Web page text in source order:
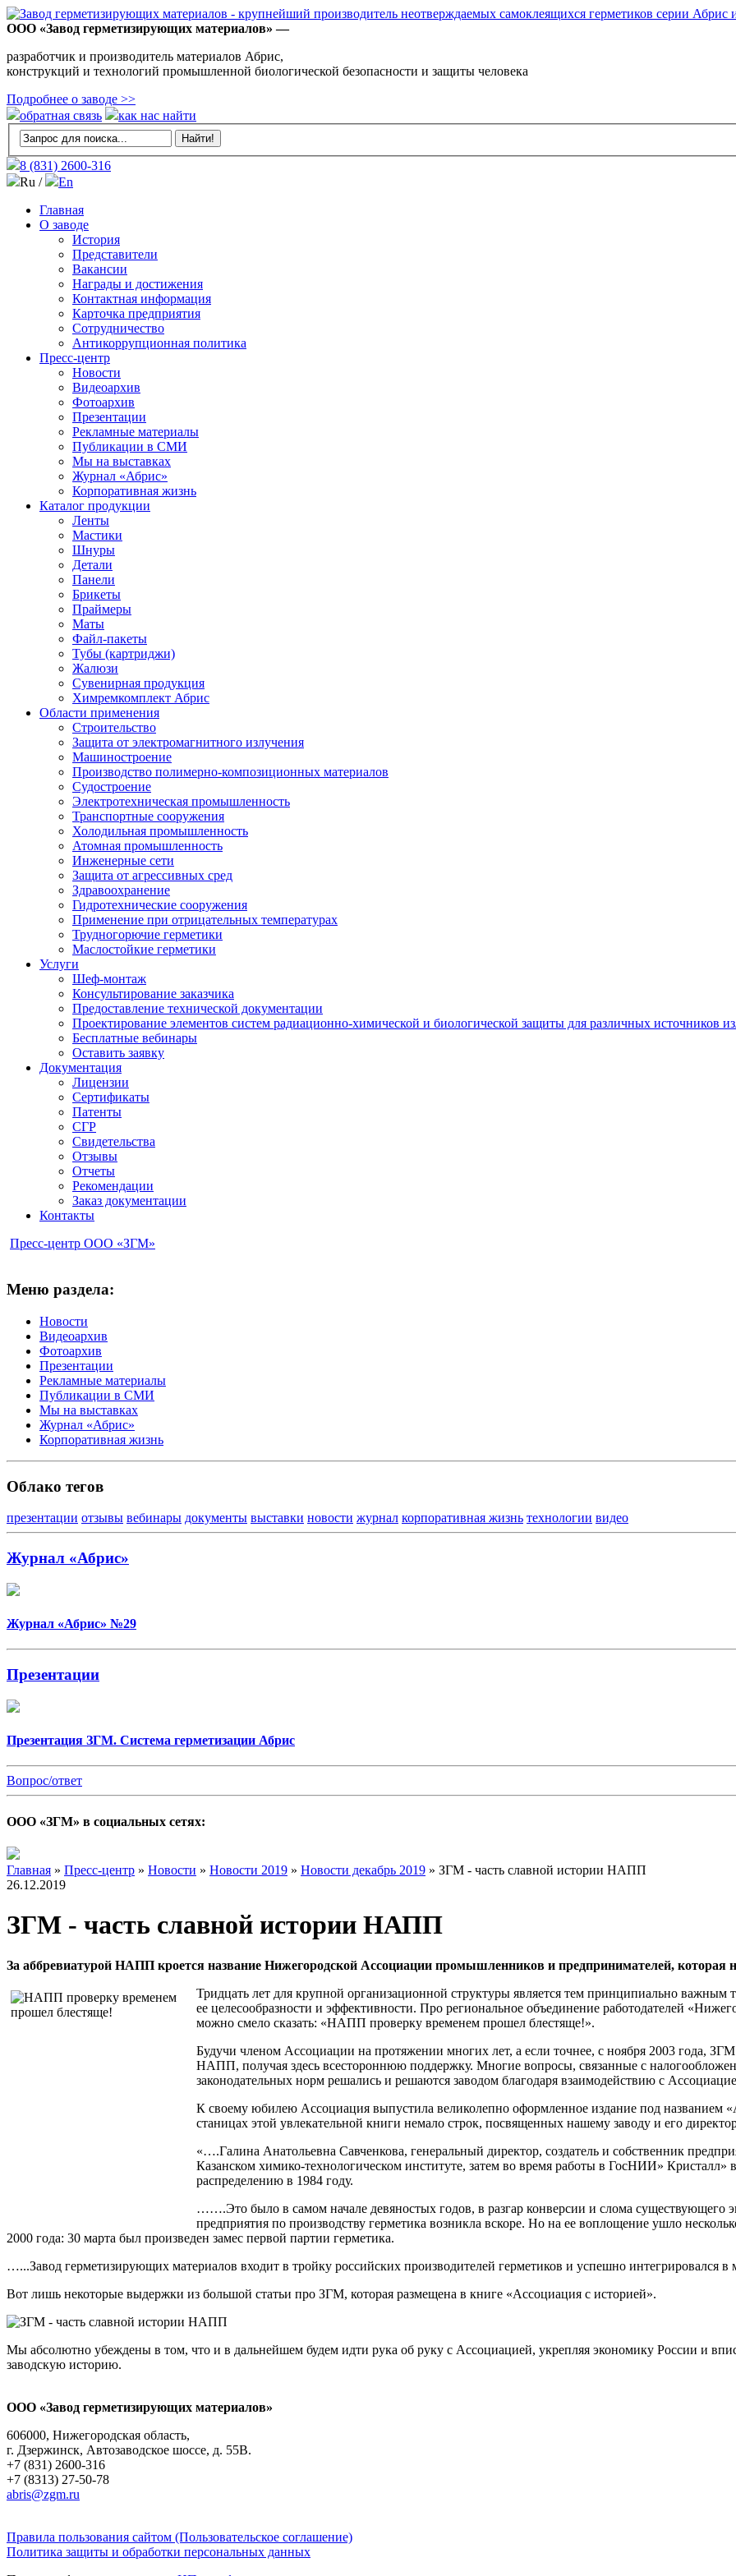
ООО «Завод герметизирующих материалов» —
разработчик и производитель материалов Абрис,
конструкций и технологий промышленной биологической безопасности и защиты человека
Подробнее о заводе >>
обратная связь
как нас найти
8 (831) 2600-316
Ru /
En
Главная
О заводе
История
Представители
Вакансии
Награды и достижения
Контактная информация
Карточка предприятия
Сотрудничество
Антикоррупционная политика
Пресс-центр
Новости
Видеоархив
Фотоархив
Презентации
Рекламные материалы
Публикации в СМИ
Мы на выставках
Журнал «Абрис»
Корпоративная жизнь
Каталог продукции
Ленты
Мастики
Шнуры
Детали
Панели
Брикеты
Праймеры
Маты
Файл-пакеты
Тубы (картриджи)
Жалюзи
Сувенирная продукция
Химремкомплект Абрис
Области применения
Строительство
Защита от электромагнитного излучения
Машиностроение
Производство полимерно-композиционных материалов
Судостроение
Электротехническая промышленность
Транспортные сооружения
Холодильная промышленность
Атомная промышленность
Инженерные сети
Защита от агрессивных сред
Здравоохранение
Гидротехнические сооружения
Применение при отрицательных температурах
Трудногорючие герметики
Маслостойкие герметики
Услуги
Шеф-монтаж
Консультирование заказчика
Предоставление технической документации
Проектирование элементов систем радиационно-химической и биологической защиты для различных источников
Бесплатные вебинары
Оставить заявку
Документация
Лицензии
Сертификаты
Патенты
СГР
Свидетельства
Отзывы
Отчеты
Рекомендации
Заказ документации
Контакты
Пресс-центр ООО «ЗГМ»
Меню раздела:
Новости
Видеоархив
Фотоархив
Презентации
Рекламные материалы
Публикации в СМИ
Мы на выставках
Журнал «Абрис»
Корпоративная жизнь
Облако тегов
презентации отзывы вебинары документы выставки новости журнал корпоративная жизнь технологии видео
Журнал «Абрис»
Журнал «Абрис» №29
Презентации
Презентация ЗГМ. Система герметизации Абрис
Вопрос/ответ
ООО «ЗГМ» в социальных сетях:
Главная » Пресс-центр » Новости » Новости 2019 » Новости декабрь 2019 » ЗГМ - часть славной истории НАПП
26.12.2019
ЗГМ - часть славной истории НАПП
За аббревиатурой НАПП кроется название Нижегородской Ассоциации промышленников и предпринимателей, которая
Тридцать лет для крупной организационной структуры является тем принципиально
ее целесообразности и эффективности. Про региональное объединение работодателей
можно смело сказать: «НАПП проверку временем прошел блестяще!».
Будучи членом Ассоциации на протяжении многих лет, а если точнее, с ноября 2003 года,
НАПП, получая здесь всестороннюю поддержку. Многие вопросы, связанные с
законодательных норм решались и решаются заводом благодаря взаимодействию с
К своему юбилею Ассоциация выпустила великолепно оформленное издание под названием
станицах этой увлекательной книги немало строк, посвященных нашему заводу и его
«….Галина Анатольевна Савченкова, генеральный директор, создатель и собственник
Казанском химико-технологическом институте, затем во время работы в ГосНИИ»
распределению в 1984 году.
…….Это было в самом начале девяностых годов, в разгар конверсии и слома существующего
предприятия по производству герметика возникла вскоре. Но на ее воплощение ушло
2000 года: 30 марта был произведен замес первой партии герметика.
…...Завод герметизирующих материалов входит в тройку российских производителей герметиков и успешно интегрировался
Вот лишь некоторые выдержки из большой статьи про ЗГМ, которая размещена в книге «Ассоциация с историей».
Мы абсолютно убеждены в том, что и в дальнейшем будем идти рука об руку с Ассоциацией, укрепляя экономику России и
заводскую историю.
ООО «Завод герметизирующих материалов»
606000, Нижегородская область,
г. Дзержинск, Автозаводское шоссе, д. 55В.
+7 (831) 2600-316
+7 (8313) 27-50-78
abris@zgm.ru
Правила пользования сайтом (Пользовательское соглашение)
Политика защиты и обработки персональных данных